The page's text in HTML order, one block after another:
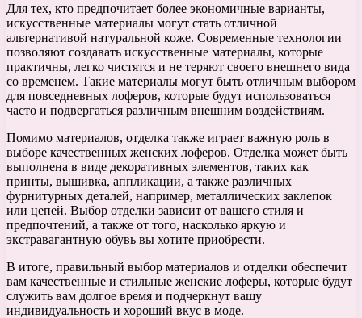
Для тех, кто предпочитает более экономичные варианты,
искусственные материалы могут стать отличной
альтернативой натуральной коже. Современные технологии
позволяют создавать искусственные материалы, которые
практичны, легко чистятся и не теряют своего внешнего вида
со временем. Такие материалы могут быть отличным выбором
для повседневных лоферов, которые будут использоваться
часто и подвергаться различным внешним воздействиям.
Помимо материалов, отделка также играет важную роль в
выборе качественных женских лоферов. Отделка может быть
выполнена в виде декоративных элементов, таких как
принты, вышивка, аппликации, а также различных
фурнитурных деталей, например, металлических заклепок
или цепей. Выбор отделки зависит от вашего стиля и
предпочтений, а также от того, насколько яркую и
экстравагантную обувь вы хотите приобрести.
В итоге, правильный выбор материалов и отделки обеспечит
вам качественные и стильные женские лоферы, которые будут
служить вам долгое время и подчеркнут вашу
индивидуальность и хороший вкус в моде.